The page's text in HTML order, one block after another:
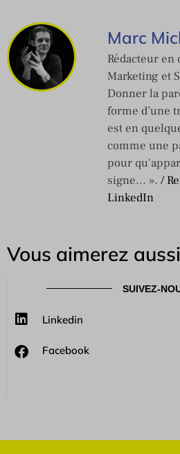
Marc
Rédacteur en
Marketing et
Donner la
forme d’une
est en
comme une
pour
signe… ». /
LinkedIn
Vous aimerez aussi
SUIVEZ-
Linkedin
Facebook